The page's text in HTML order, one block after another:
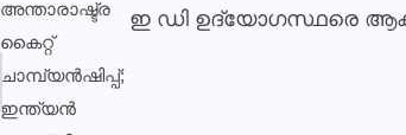
ഇ ഡി ഉദ്യോഗസ്ഥരെ